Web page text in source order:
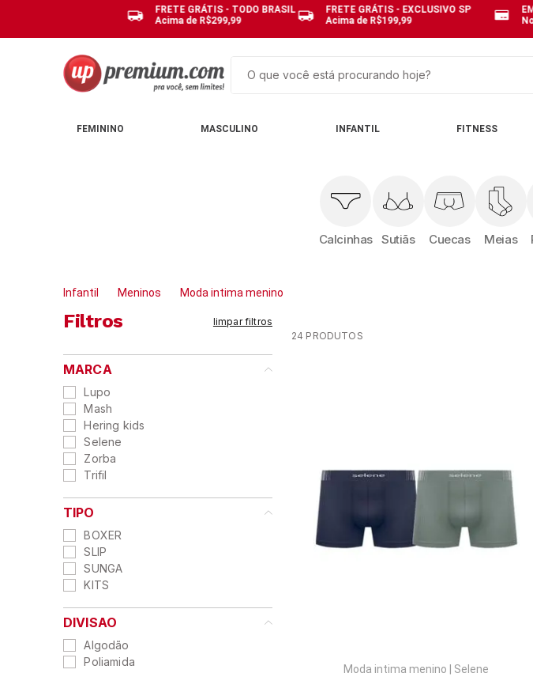
FRETE GRÁTIS - TODO BRASIL
Acima de R$299,99
FRETE GRÁTIS - EXCLUSIVO SP
Acima de R$199,99
FEMININO MASCULINO INFANTIL FITNESS
Calcinhas Sutiãs Cuecas Meias
Infantil Meninos Moda intima menino
Filtros limpar filtros
DIVISAO
Algodão
Poliamida
MARCA
Lupo
Mash
Hering kids
Selene
Zorba
Trifil
TIPO
BOXER
SLIP
SUNGA
KITS
24 PRODUTOS
Moda intima menino Selene
hering